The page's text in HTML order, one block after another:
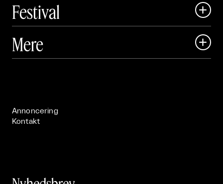
Festival

 Art Matter Festival
Mere 
Annoncering
Kontakt